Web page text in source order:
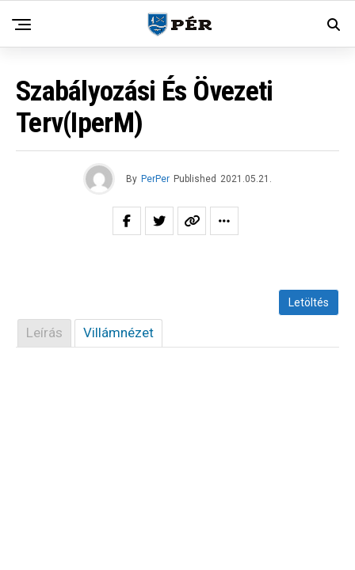
Szabályozási És Övezeti
Terv(IperM)
By PerPer Published 2021.05.21.
Letöltés
Leírás Villámnézet